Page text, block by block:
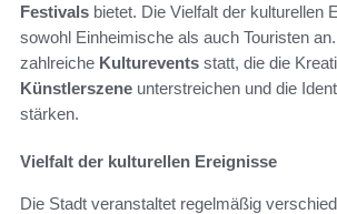
Festivals bietet. Die Vielfalt der kulturellen
sowohl Einheimische als auch Touristen
zahlreiche Kulturevents statt, die die
Künstlerszene unterstreichen und die
stärken.
Vielfalt der kulturellen Ereignisse
Die Stadt veranstaltet regelmäßig